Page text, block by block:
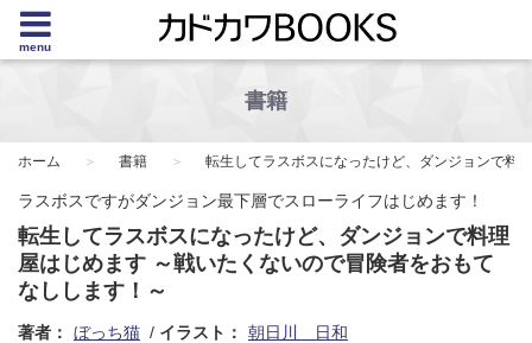
menu
書籍
ホーム 書籍 転生してラスボスになったけど、ダンジョンで料
ラスボスですがダンジョン最下層でスローライフはじめます！
転生してラスボスになったけど、ダンジョンで料理
屋はじめます ～戦いたくないので冒険者をおもて
なしします！～
著者： ぼっち猫 イラスト： 朝日川 日和